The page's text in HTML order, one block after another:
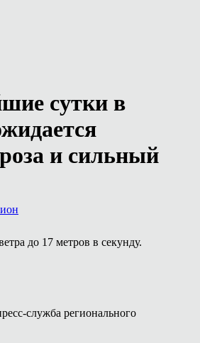
сутки в
и сильный
до 17 метров в секунду.
служба регионального